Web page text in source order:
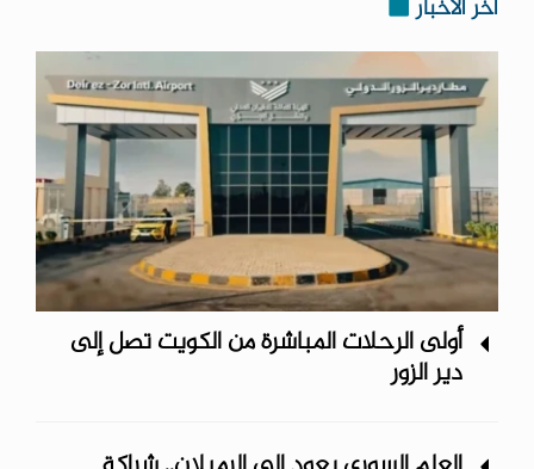
آخر الأخبار
أولى الرحلات المباشرة من الكويت تصل إلى
دير الزور